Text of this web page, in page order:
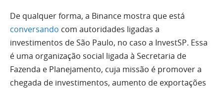
De qualquer forma, a Binance mostra que está
conversando com autoridades ligadas a
investimentos de São Paulo, no caso a InvestSP. Essa
é uma organização social ligada à Secretaria de
Fazenda e Planejamento, cuja missão é promover a
chegada de investimentos, aumento de exportações